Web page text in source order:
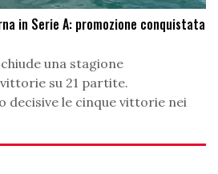
in Serie A: promozione conquistata
una stagione
su 21 partite.
decisive le cinque vittorie nei